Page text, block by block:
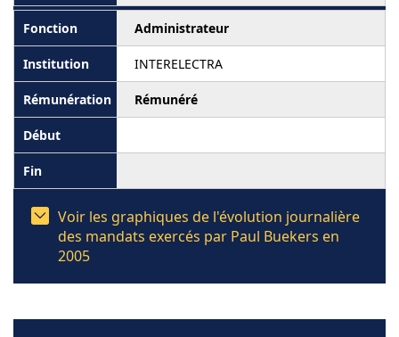
Administrateur
INTERELECTRA
Rémunéré
Voir les graphiques de l'évolution journalière
des mandats exercés par Paul Buekers en
2005